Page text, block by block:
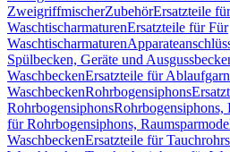
ZweigriffmischerZubehörErsatzteile
WaschtischarmaturenErsatzteile für Für
Waschtischarmaturen
Spülbecken, Geräte und
WaschbeckenErsatzteile für
WaschbeckenRohrbogensiphons
RohrbogensiphonsRohrbogensiphons,
für Rohrbogensiphons,
WaschbeckenErsatzteile für